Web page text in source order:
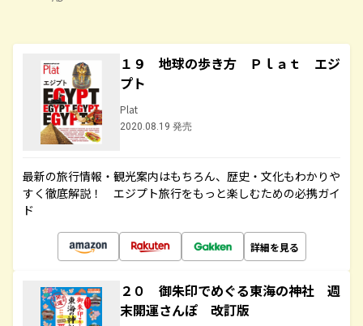
１９ 地球の歩き方 Ｐｌａｔ エジ
プト
Plat
2020.08.19 発売
最新の旅行情報・観光案内はもちろん、歴史・文化もわかりや
すく徹底解説！ エジプト旅行をもっと楽しむための必携ガイ
ド
詳細を見る
２０ 御朱印でめぐる東海の神社 週
末開運さんぽ 改訂版